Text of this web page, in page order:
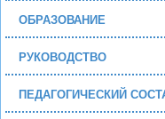
ОБРАЗОВАНИЕ
РУКОВОДСТВО
ПЕДАГОГИЧЕСКИЙ